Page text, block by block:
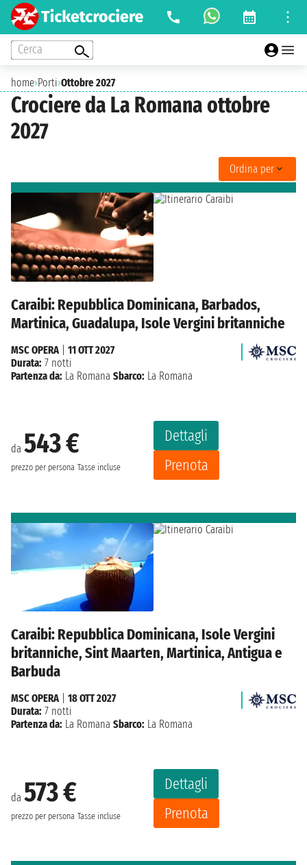
Cerca
home›Porti›Ottobre 2027
Crociere da La Romana ottobre
2027
Ordina per
Caraibi: Repubblica Dominicana, Barbados,
Martinica, Guadalupa, Isole Vergini britanniche
da 543 €
prezzo per persona Tasse incluse
Dettagli
Prenota
MSC OPERA
11 OTT 2027
Durata: 7 notti
Partenza da: La Romana Sbarco: La Romana
Caraibi: Repubblica Dominicana, Isole Vergini
britanniche, Sint Maarten, Martinica, Antigua e
Barbuda
da 573 €
prezzo per persona Tasse incluse
Dettagli
Prenota
MSC OPERA| 18 OTT 2027
Durata: 7 notti
Partenza da: La Romana Sbarco: La Romana